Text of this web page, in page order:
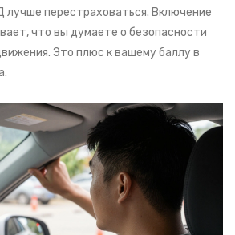
лучше перестраховаться. Включение
что вы думаете о безопасности
Это плюс к вашему баллу в